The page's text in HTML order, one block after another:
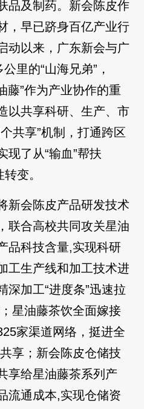
品及制药。新会陈皮作
，早已跻身百亿产业行
动以来，广东新会与广
里的“山海兄弟”，
藤”作为产业协作的重
以共享科研、生产、市
共享”机制，打通跨区
现了从“输血”帮扶
变。
新会陈皮产品研发技术
联合高校共同攻关星油
品科技含量,实现科研
工生产线和加工技术进
深加工“进度条”迅速拉
星油藤茶饮全面嫁接
家渠道网络，挺进全
享；新会陈皮仓储技
享给星油藤茶系列产
流通成本,实现仓储资